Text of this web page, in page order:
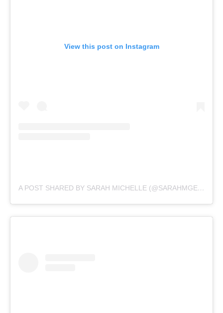
View this post on Instagram
A POST SHARED BY SARAH MICHELLE (@SARAHMGELLAR)